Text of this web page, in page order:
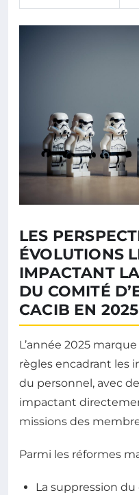
LES
ÉVOLUTIONS
IMPACTANT
DU COMITÉ
CACIB EN 2025
L’année 2025
règles encadrant les
du personnel, avec
impactant
missions des
Parmi les réformes
La suppression